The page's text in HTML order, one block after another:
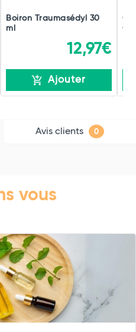
Boiron Traumasédyl 30
ml
12,97€
Ajouter
Avis clients 0
vous